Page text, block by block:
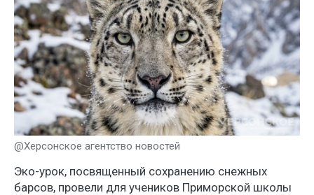
@Херсонское агентство новостей
Эко-урок, посвященный сохранению снежных
барсов, провели для учеников Приморской школы